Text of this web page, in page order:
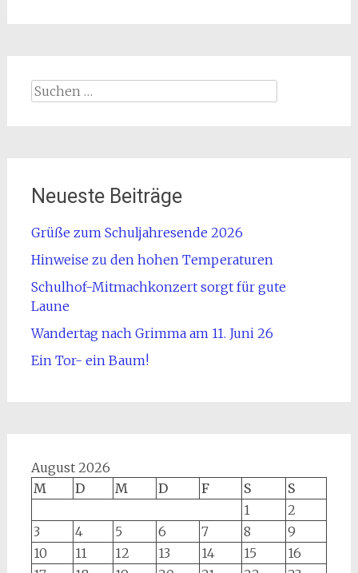
Suchen
Neueste Beiträge
Grüße zum Schuljahresende 2026
Hinweise zu den hohen Temperaturen
Schulhof-Mitmachkonzert sorgt für gute
Laune
Wandertag nach Grimma am 11. Juni 26
Ein Tor- ein Baum!
August 2026
M
D M D F S
S
1
2
3
4 5 6 7 8
9
10
11 12 13 14 15
16